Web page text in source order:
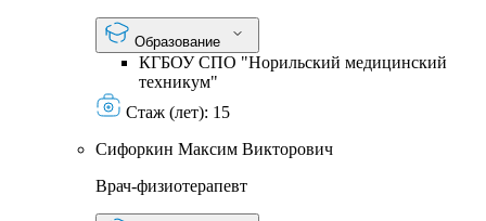
Образование
КГБОУ СПО "Норильский медицинский
техникум"
Стаж (лет): 15
Сифоркин Максим Викторович
Врач-физиотерапевт